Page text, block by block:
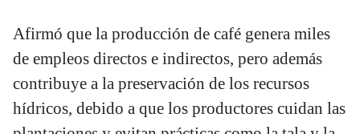
Afirmó que la producción de café genera miles
de empleos directos e indirectos, pero además
contribuye a la preservación de los recursos
hídricos, debido a que los productores cuidan las